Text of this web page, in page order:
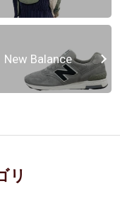
New Balance
リ